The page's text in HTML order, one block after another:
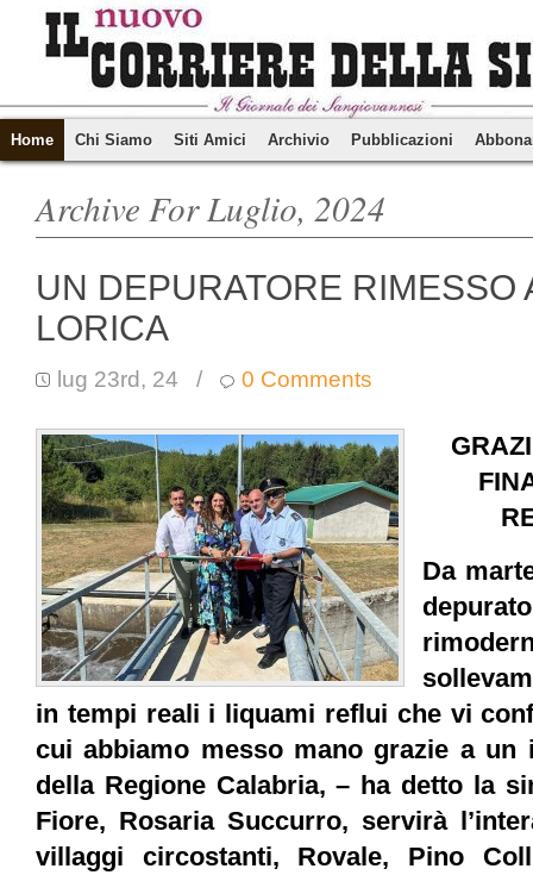
Home Chi Siamo Siti Amici Archivio Pubblicazioni
Archive For Luglio, 2024
UN DEPURATORE RIMESSO
LORICA
lug 23rd, 24 / 0 Comments
Da
in tempi reali i liquami reflui che vi
cui abbiamo messo mano grazie a un
della Regione Calabria, – ha detto la
Fiore, Rosaria Succurro, servirà
villaggi circostanti, Rovale, Pino